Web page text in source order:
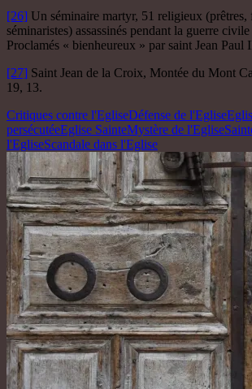
[26] Un séminaire martyr, 51 religieux (prêtres,
séminaristes) assassinés pendant la guerre
Proclamés « bienheureux » par saint Jean Paul
[27] Saint Jean de la Croix, Montée du Mont
19, 13.
Critiques contre l'EgliseDéfense de l'Eglise
persécutéeEglise SainteMystère de l'Eglise
l'EgliseScandale dans l'Eglise